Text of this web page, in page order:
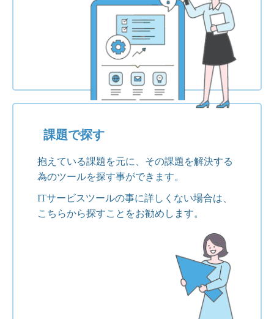
課題で探す
抱えている課題を元に、その課題を解決する
為のツールを探す事ができます。
ITサービスツールの事に詳しくない場合は、
こちらから探すことをお勧めします。